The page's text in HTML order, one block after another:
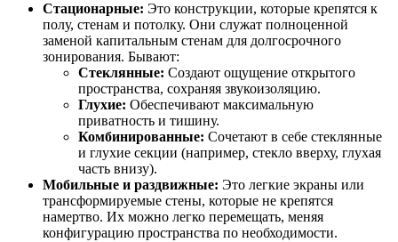
Стационарные: Это конструкции, которые крепятся к
полу, стенам и потолку. Они служат полноценной
заменой капитальным стенам для долгосрочного
зонирования. Бывают:
Стеклянные: Создают ощущение открытого
пространства, сохраняя звукоизоляцию.
Глухие: Обеспечивают максимальную
приватность и тишину.
Комбинированные: Сочетают в себе стеклянные
и глухие секции (например, стекло вверху, глухая
часть внизу).
Мобильные и раздвижные: Это легкие экраны или
трансформируемые стены, которые не крепятся
намертво. Их можно легко перемещать, меняя
конфигурацию пространства по необходимости.